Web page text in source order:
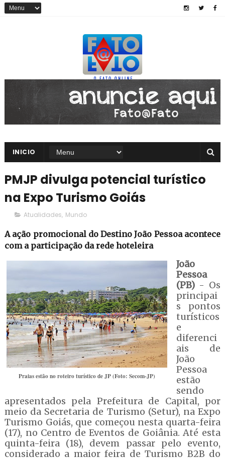
INICIO
PMJP divulga potencial turístico
na Expo Turismo Goiás
Atualidades, Mundo
A ação promocional do Destino João Pessoa acontece
com a participação da rede hoteleira
Praias estão no roteiro turístico de JP (Foto: Secom-JP)
João
Pessoa
(PB)- Os
principai
s pontos
turísticos
e
diferenci
ais de
João
Pessoa
estão
sendo
apresentados pela Prefeitura de Capital, por
meio da Secretaria de Turismo (Setur), na Expo
Turismo Goiás, que começou nesta quarta-feira
(17), no Centro de Eventos de Goiânia. Até esta
quinta-feira (18), devem passar pelo evento,
considerado a maior feira de Turismo B2B do